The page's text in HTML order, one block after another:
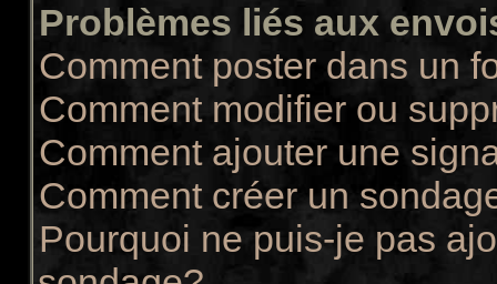
Problèmes liés aux
Comment poster dans un
Comment modifier ou
Comment ajouter une
Comment créer un
Pourquoi ne puis-je pas